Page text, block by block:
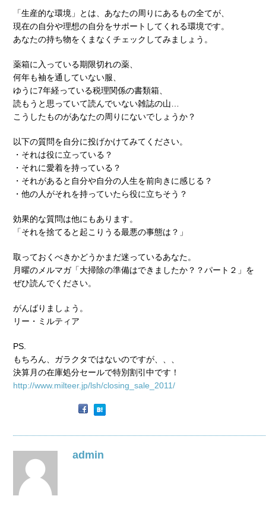
「生産的な環境」とは、あなたの周りにあるもの全てが、
現在の自分や理想の自分をサポートしてくれる環境です。
あなたの持ち物をくまなくチェックしてみましょう。
薬箱に入っている期限切れの薬、
何年も袖を通していない服、
ゆうに7年経っている税理関係の書類箱、
読もうと思っていて読んでいない雑誌の山…
こうしたものがあなたの周りにないでしょうか？
以下の質問を自分に投げかけてみてください。
・それは役に立っている？
・それに愛着を持っている？
・それがあると自分や自分の人生を前向きに感じる？
・他の人がそれを持っていたら役に立ちそう？
効果的な質問は他にもあります。
「それを捨てると起こりうる最悪の事態は？」
取っておくべきかどうかまだ迷っているあなた。
月曜のメルマガ「大掃除の準備はできましたか？？パート２」を
ぜひ読んでください。
がんばりましょう。
リー・ミルティア
PS.
もちろん、ガラクタではないのですが、、、
決算月の在庫処分セールで特別割引中です！
http://www.milteer.jp/lsh/closing_sale_2011/
admin